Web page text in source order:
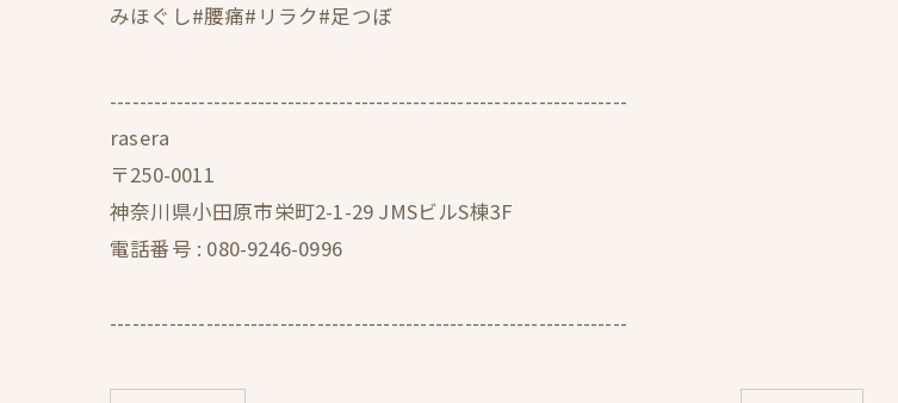
みほぐし#腰痛#リラク#足つぼ
----------------------------------------------------------------------
rasera
〒250-0011
神奈川県小田原市栄町2-1-29 JMSビルS棟3F
電話番号 : 080-9246-0996
----------------------------------------------------------------------